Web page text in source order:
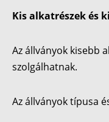
Kis alkatrészek és
Az állványok kisebb
szolgálhatnak.
Az állványok típusa